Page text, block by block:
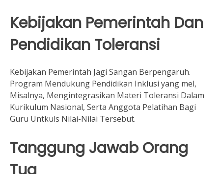
Kebijakan Pemerintah Dan
Pendidikan Toleransi
Kebijakan Pemerintah Jagi Sangan Berpengaruh.
Program Mendukung Pendidikan Inklusi yang mel,
Misalnya, Mengintegrasikan Materi Toleransi Dalam
Kurikulum Nasional, Serta Anggota Pelatihan Bagi
Guru Untkuls Nilai-Nilai Tersebut.
Tanggung Jawab Orang
Tua